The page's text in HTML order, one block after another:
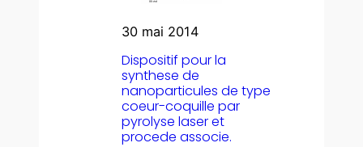
30 mai 2014
Dispositif pour la
synthese de
nanoparticules de type
coeur-coquille par
pyrolyse laser et
procede associe.